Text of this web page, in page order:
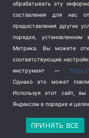
Экономика (1172)
Политика
обрабатывать эту
составления для нас
предоставления других
порядке, установленном
Метрика.
Вы можете
соответствующие
инструмент —
Однако это может
Используя этот сайт,
Яндексом в порядке и
ПРИНЯТЬ ВСЕ